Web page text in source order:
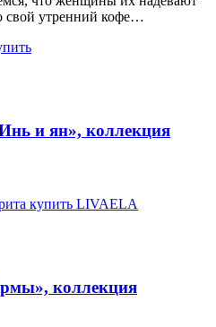
свой утренний кофе…
и ян», коллекция
коллекция